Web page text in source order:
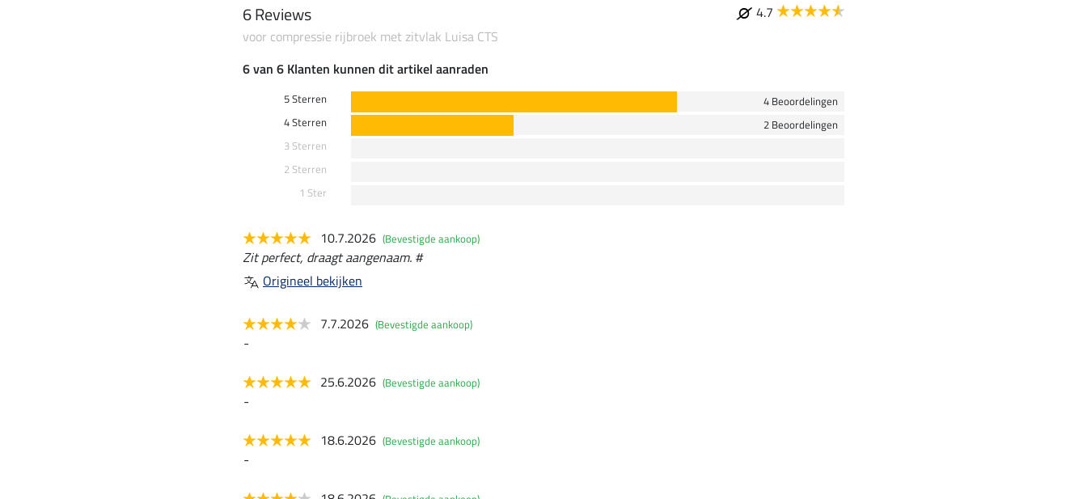
6 Reviews
4.7
voor compressie rijbroek met zitvlak Luisa CTS
6 van 6 Klanten kunnen dit artikel aanraden
5 Sterren
4 Beoordelingen
4 Sterren
2 Beoordelingen
3 Sterren
2 Sterren
1 Ster
10.7.2026 (Bevestigde aankoop)
Zit perfect, draagt aangenaam. #
Origineel bekijken
7.7.2026 (Bevestigde aankoop)
-
25.6.2026 (Bevestigde aankoop)
-
18.6.2026 (Bevestigde aankoop)
-